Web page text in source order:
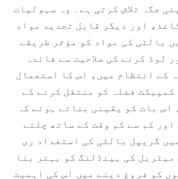
جگہ تلاش کرتی ہے۔ وہ سہولیات
اور دیگر قابل تجدید مواد
بالٹی کی مواد کو مؤثر طریقے
لوڈ کرنے کی صلاحیت سے فائدہ
کے انتظام میں، اس کا استعمال
کمپیکٹ فضلہ کو منتقل کرنے کے
اس بات کو یقینی بناتے ہوئے کہ
اور کم سے کم وقت کے ساتھ چلتے
گریپل بالٹی کی استعداد ری
کی ہینڈلنگ کو بہتر بنا
کو فروغ دینے میں اس کی اہمیت